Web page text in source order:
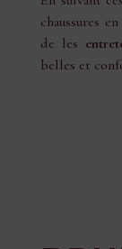
chaussures
de les
belles et